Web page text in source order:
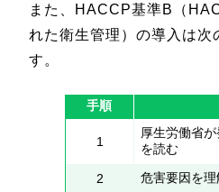
また、HACCP基準B（
れた衛生管理）の導入は次
す。
手順
1
厚生労働省
を読む
2 危害要因を理